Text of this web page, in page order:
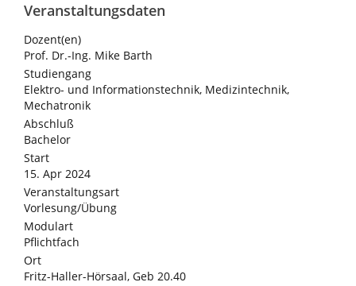
Veranstaltungsdaten
Dozent(en)
Prof. Dr.-Ing. Mike Barth
Studiengang
Elektro- und Informationstechnik, Medizintechnik,
Mechatronik
Abschluß
Bachelor
Start
15. Apr 2024
Veranstaltungsart
Vorlesung/Übung
Modulart
Pflichtfach
Ort
Fritz-Haller-Hörsaal, Geb 20.40